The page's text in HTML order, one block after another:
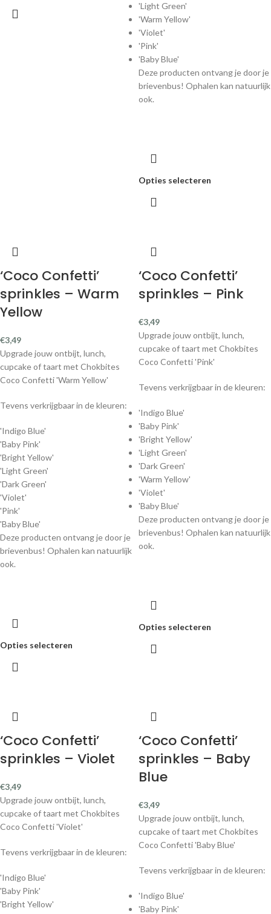
'Light Green'
'Warm Yellow'
'Violet'
'Pink'
'Baby Blue'
Deze producten ontvang je door je
brievenbus! Ophalen kan natuurlijk
ook.
Opties selecteren
‘Coco Confetti’
sprinkles – Warm
Yellow
€3,49
Upgrade jouw ontbijt, lunch,
cupcake of taart met Chokbites
Coco Confetti 'Warm Yellow'
Tevens verkrijgbaar in de kleuren:
'Indigo Blue'
'Baby Pink'
'Bright Yellow'
'Light Green'
'Dark Green'
'Violet'
'Pink'
'Baby Blue'
Deze producten ontvang je door je
brievenbus! Ophalen kan natuurlijk
ook.
Opties selecteren
‘Coco Confetti’
sprinkles – Pink
€3,49
Upgrade jouw ontbijt, lunch,
cupcake of taart met Chokbites
Coco Confetti 'Pink'
Tevens verkrijgbaar in de kleuren:
'Indigo Blue'
'Baby Pink'
'Bright Yellow'
'Light Green'
'Dark Green'
'Warm Yellow'
'Violet'
'Baby Blue'
Deze producten ontvang je door je
brievenbus! Ophalen kan natuurlijk
ook.
Opties selecteren
‘Coco Confetti’
sprinkles – Violet
€3,49
Upgrade jouw ontbijt, lunch,
cupcake of taart met Chokbites
Coco Confetti 'Violet'
Tevens verkrijgbaar in de kleuren:
'Indigo Blue'
'Baby Pink'
'Bright Yellow'
‘Coco Confetti’
sprinkles – Baby
Blue
€3,49
Upgrade jouw ontbijt, lunch,
cupcake of taart met Chokbites
Coco Confetti 'Baby Blue'
Tevens verkrijgbaar in de kleuren:
'Indigo Blue'
'Baby Pink'